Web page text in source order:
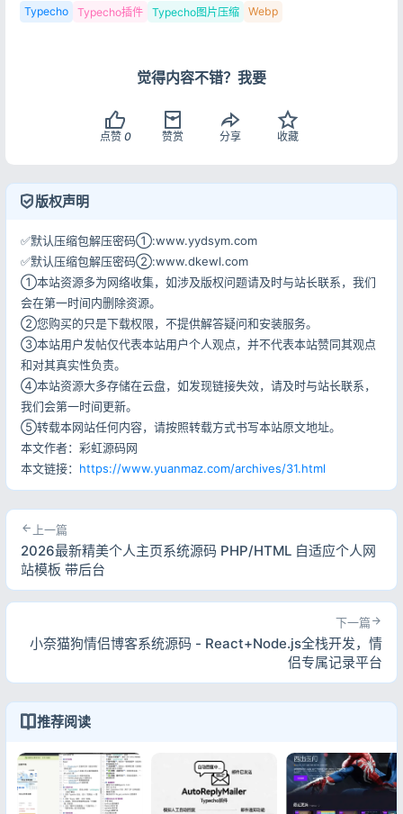
Typecho Typecho插件 Typecho图片压缩 Webp
觉得内容不错？我要
点赞 0 赞赏 分享 收藏
版权声明
✅默认压缩包解压密码①:www.yydsym.com
✅默认压缩包解压密码②:www.dkewl.com
①本站资源多为网络收集，如涉及版权问题请及时与站长联系，我们
会在第一时间内删除资源。
②您购买的只是下载权限，不提供解答疑问和安装服务。
③本站用户发帖仅代表本站用户个人观点，并不代表本站赞同其观点
和对其真实性负责。
④本站资源大多存储在云盘，如发现链接失效，请及时与站长联系，
我们会第一时间更新。
⑤转载本网站任何内容，请按照转载方式书写本站原文地址。
本文作者：彩虹源码网
本文链接： https://www.yuanmaz.com/archives/31.html
上一篇
2026最新精美个人主页系统源码 PHP/HTML 自适应个人网
站模板 带后台
下一篇
小奈猫狗情侣博客系统源码 - React+Node.js全栈开发，情
侣专属记录平台
推荐阅读
登录
没有账号？立即注册
记住登录
登录
用户协议 隐私政策